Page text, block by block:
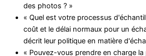
des photos ? »
« Quel est votre processus
coût et le délai normaux pour un
décrit leur politique en matière
« Pouvez-vous prendre en charge